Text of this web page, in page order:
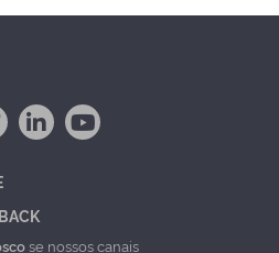
se nossos canais